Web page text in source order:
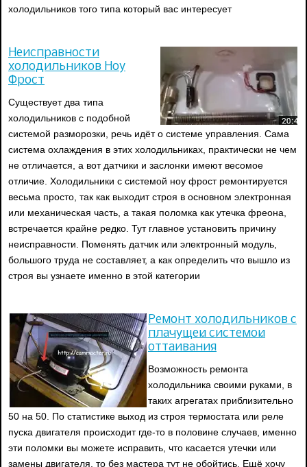
холодильников того типа который вас интересует
Неисправности
холодильников Ноу
Фрост
Существует два типа
холодильников с подобной
системой разморозки, речь идёт о системе управления. Сама
система охлаждения в этих холодильниках, практически не чем
не отличается, а вот датчики и заслонки имеют весомое
отличие. Холодильники с системой ноу фрост ремонтируется
весьма просто, так как выходит строя в основном электронная
или механическая часть, а такая поломка как утечка фреона,
встречается крайне редко. Тут главное установить причину
неисправности. Поменять датчик или электронный модуль,
большого труда не составляет, а как определить что вышло из
строя вы узнаете именно в этой категории
Ремонт холодильников с
плачущей системой
оттаивания
Возможность ремонта
холодильника своими руками, в
таких агрегатах приблизительно
50 на 50. По статистике выход из строя термостата или реле
пуска двигателя происходит где-то в половине случаев, именно
эти поломки вы можете исправить, что касается утечки или
замены двигателя, то без мастера тут не обойтись. Ещё хочу